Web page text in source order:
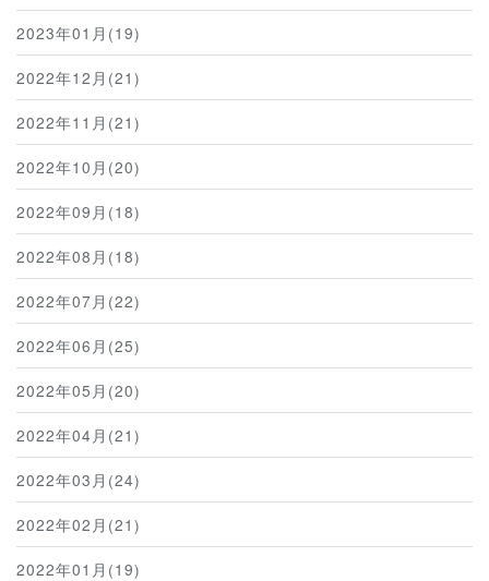
2023年01月(19)
2022年12月(21)
2022年11月(21)
2022年10月(20)
2022年09月(18)
2022年08月(18)
2022年07月(22)
2022年06月(25)
2022年05月(20)
2022年04月(21)
2022年03月(24)
2022年02月(21)
2022年01月(19)